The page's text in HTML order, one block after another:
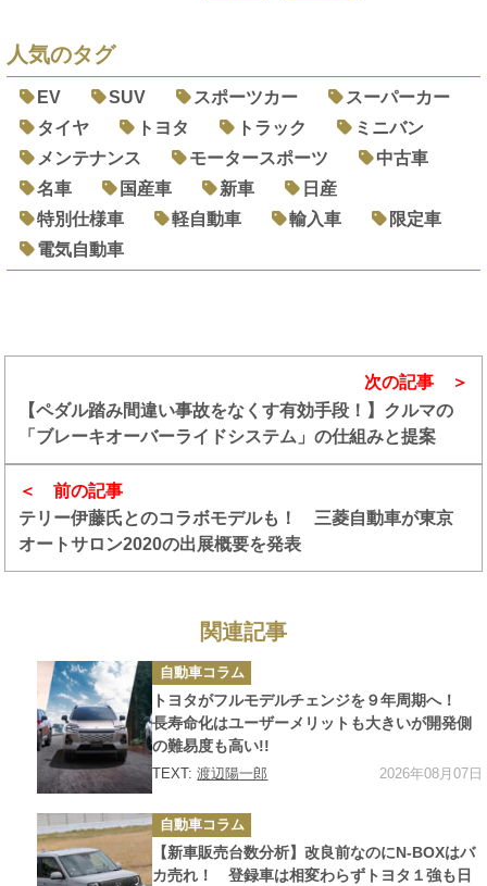
人気のタグ
EV SUV スポーツカー
スーパーカー
タイヤ
トヨタ トラック
ミニバン
メンテナンス
モータースポーツ
中古車
名車
国産車 新車
日産
特別仕様車
軽自動車 輸入車
限定車
電気自動車
前の記事
テリー伊藤氏とのコラボモデルも！ 三菱自動車が東京
オートサロン2020の出展概要を発表
次の記事
【ペダル踏み間違い事故をなくす有効手段！】クルマの
「ブレーキオーバーライドシステム」の仕組みと提案
関連記事
カ
テ
ゴ
リ
ー
自動車コラム
トヨタがフルモデルチェンジを９年周期へ！
長寿命化はユーザーメリットも大きいが開発側
の難易度も高い!!
TEXT:渡辺陽一郎 2026年08月07日
カ
テ
ゴ
リ
ー
自動車コラム
【新車販売台数分析】改良前なのにN-BOXはバ
カ売れ！ 登録車は相変わらずトヨタ１強も日